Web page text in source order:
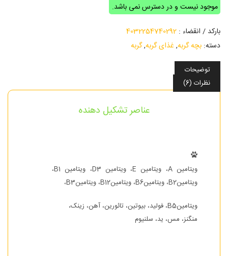
موجود نیست و در دسترس نمی باشد.
بارکد / انقضاء :4032254740292
دسته:بچه گربه, غذای گربه,گربه
توضیحات
نظرات (6)
عناصر تشکیل دهنده
ویتامین A، ویتامین E، ویتامین D3، ویتامین B1،
ویتامینB2، ویتامینB6، ویتامینB12، ویتامینB3،
ویتامینB5، فولید، بیوتین، تائورین، آهن، زینک،
منگنز، مس، ید، سلنیوم